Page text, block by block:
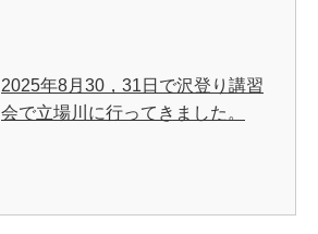
2025年8月30，31日で沢登り講習
会で立場川に行ってきました。